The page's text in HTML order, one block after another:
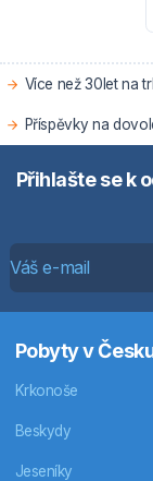
Více než 30let na
Příspěvky na
Přihlašte se k
Pobyty v
Krkonoše
Beskydy
Jeseníky